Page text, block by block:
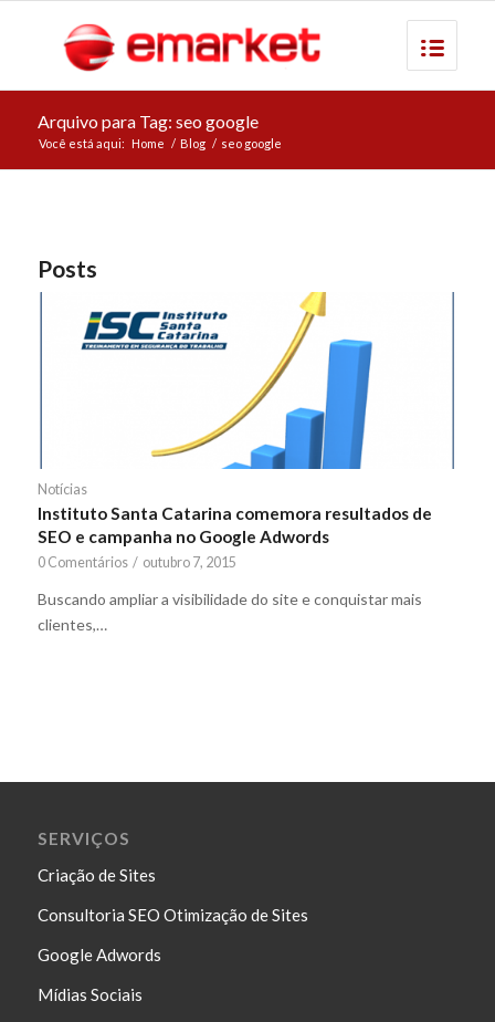
Arquivo para Tag: seo google
Você está aqui: Home / Blog / seo google
Posts
Notícias
Instituto Santa Catarina comemora resultados de
SEO e campanha no Google Adwords
0 Comentários / outubro 7, 2015
Buscando ampliar a visibilidade do site e conquistar mais
clientes,…
SERVIÇOS
Criação de Sites
Consultoria SEO Otimização de Sites
Google Adwords
Mídias Sociais